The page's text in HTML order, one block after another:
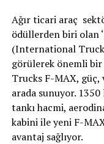
Ağır ticari araç
ödüllerden biri olan
(International Truck
görülerek önemli bir
Trucks F-MAX,
arada sunuyor.
tankı hacmi,
kabini ile yeni F-
avantaj sağlıyor.